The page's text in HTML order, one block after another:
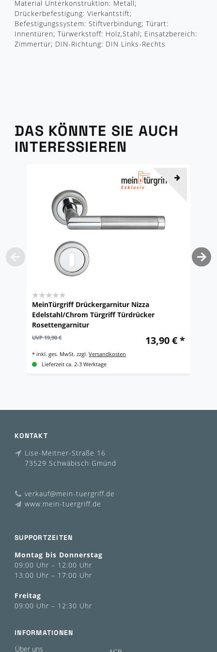
Material Unterkonstruktion: Metall;
Drückerbefestigung: Vierkantstift;
Befestigungssystem: Stiftverbindung; Türart:
Innentüren; Türwerkstoff: Holz,Stahl; Einsatzbereich:
Zimmertür; DIN-Richtung: DIN Links-Rechts
DAS KÖNNTE SIE AUCH
INTERESSIEREN
MeinTürgriff Drückergarnitur Nizza
Edelstahl/Chrom Türgriff Türdrücker
Rosettengarnitur
UVP 19,90 € 13,90 € *
* inkl. ges. MwSt. zzgl.Versandkosten
Lieferzeit ca. 2-3 Werktage
KONTAKT
Lise-Meitner-Straße 16
73529 Schwäbisch Gmünd
verkauf@mein-tuergriff.de
www.mein-tuergriff.de
SUPPORTZEITEN
Montag bis Donnerstag
09:00 Uhr – 12:00 Uhr
13:00 Uhr – 17:00 Uhr
Freitag
09:00 Uhr – 12:30 Uhr
INFORMATIONEN
Über uns